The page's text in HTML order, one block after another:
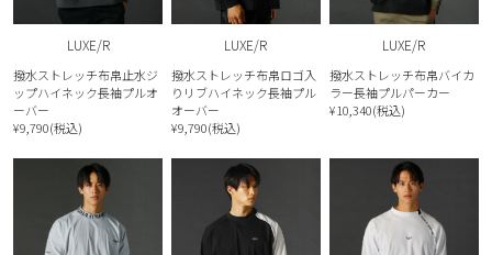
LUXE/R
撥水ストレッチ布帛止水ジ
ップハイネック長袖プルオ
ーバー
¥9,790(税込)
LUXE/R
撥水ストレッチ布帛ロゴ入
りリブハイネック長袖プル
オーバー
¥9,790(税込)
LUXE/R
撥水ストレッチ布帛バイカ
ラー長袖プルパーカー
¥10,340(税込)